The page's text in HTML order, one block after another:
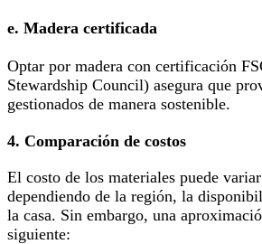
e. Madera certificada
Optar por madera con certificación
Stewardship Council) asegura que
gestionados de manera sostenible.
4. Comparación de costos
El costo de los materiales puede
dependiendo de la región, la
la casa. Sin embargo, una
siguiente: